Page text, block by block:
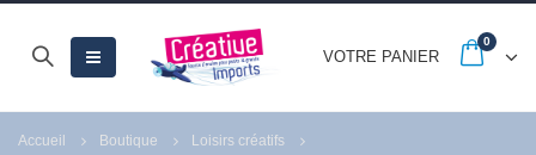
VOTRE PANIER
0
Accueil Boutique
Loisirs créatifs